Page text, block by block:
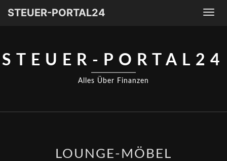
STEUER-PORTAL24
STEUER-PORTAL24
Alles Über Finanzen
LOUNGE-MÖBEL